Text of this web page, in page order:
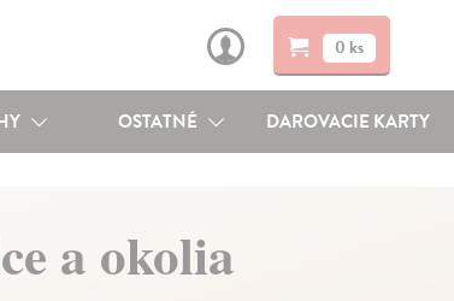
0 ks
OSTATNÉ DAROVACIE KARTY
a okolia